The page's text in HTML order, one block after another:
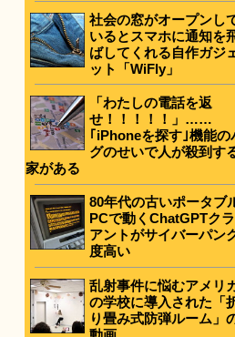
社会の窓がオープンし
いるとスマホに通知を
ばしてくれる自作ガジ
ット「WiFly」
「わたしの電話を返
せ！！！！！」……
｢iPhoneを探す｣機能の
グのせいで人が殺到す
家がある
80年代の古いポータブ
PCで動くChatGPTク
アントがサイバーパン
度高い
乱射事件に悩むアメリ
の学校に導入された「
り畳み式防弾ルーム」